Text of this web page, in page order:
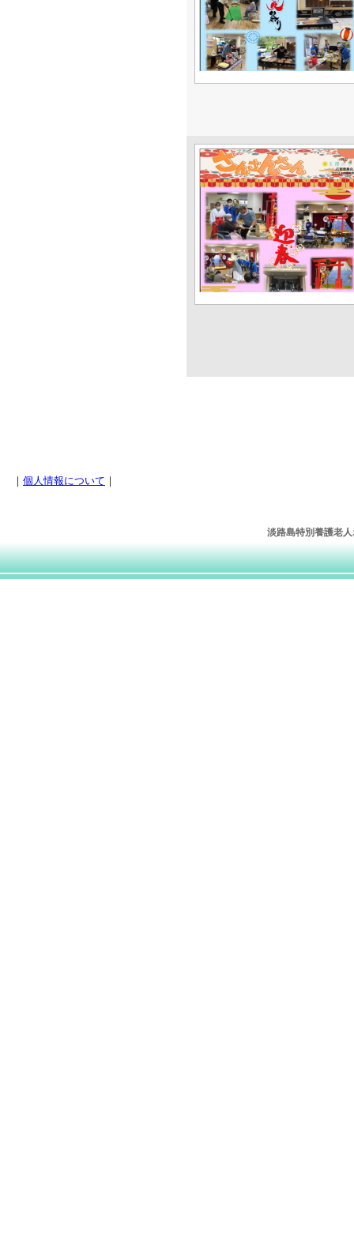
｜ 個人情報について ｜
淡路島特別養護老